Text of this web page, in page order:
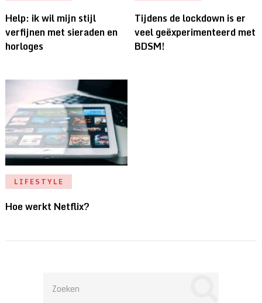
Help: ik wil mijn stijl
verfijnen met sieraden en
horloges
Tijdens de lockdown is er
veel geëxperimenteerd met
BDSM!
LIFESTYLE
Hoe werkt Netflix?